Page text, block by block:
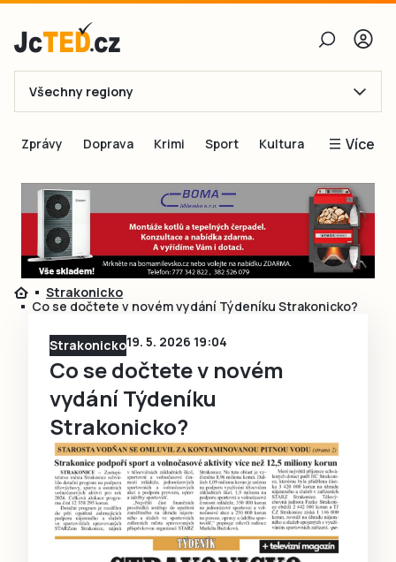
E-mail
Obnovit heslo
Přihlásit se
Přihlásit se přes Facebook
Ještě nemám účet, chci se
Všechny regiony
Zprávy Doprava Krimi Sport Kultura Více
Blogy
Inspirace
Čtenáři píší
Speciální přílohy
Strakonicko
Co se dočtete v novém vydání Týdeníku Strakonicko?
Strakonicko19. 5. 2026 19:04
Co se dočtete v novém
vydání Týdeníku
Strakonicko?